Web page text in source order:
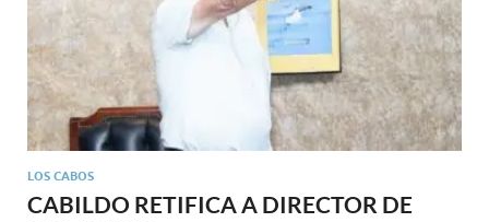
LOS CABOS
CABILDO RETIFICA A DIRECTOR DE